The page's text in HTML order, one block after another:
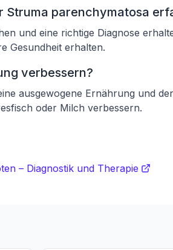
Struma parenchymatosa
und eine richtige Diagnose
Gesundheit erhalten.
verbessern?
ausgewogene Ernährung und
oder Milch verbessern.
– Diagnostik und Therapie